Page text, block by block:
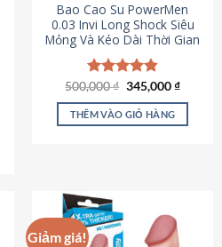
Bao Cao Su PowerMen
0.03 Invi Long Shock Siêu
Mỏng Và Kéo Dài Thời Gian
Được xếp
hạng4.85
5 sao
500,000₫ Giá
là:
500,000 ₫.
345,000₫Giá
tại
THÊM VÀO GIỎ HÀNG
Giảm giá!